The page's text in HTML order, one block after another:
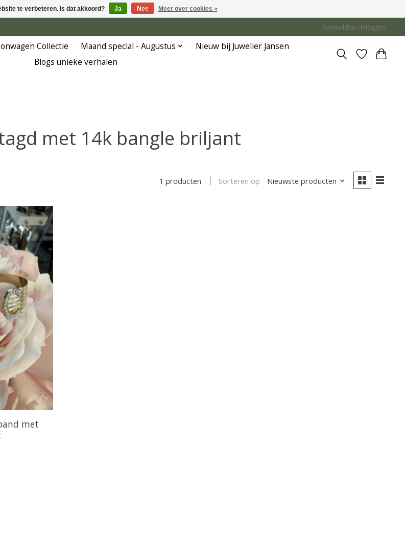
Aanmelden / Inloggen
Collectie Maand special - Augustus
Nieuw bij Juwelier Jansen
Blogs unieke verhalen
met 14k bangle briljant
1 producten Sorteren op Nieuwste producten
met
te verbeteren. Is dat akkoord? Ja Nee Meer over cookies »